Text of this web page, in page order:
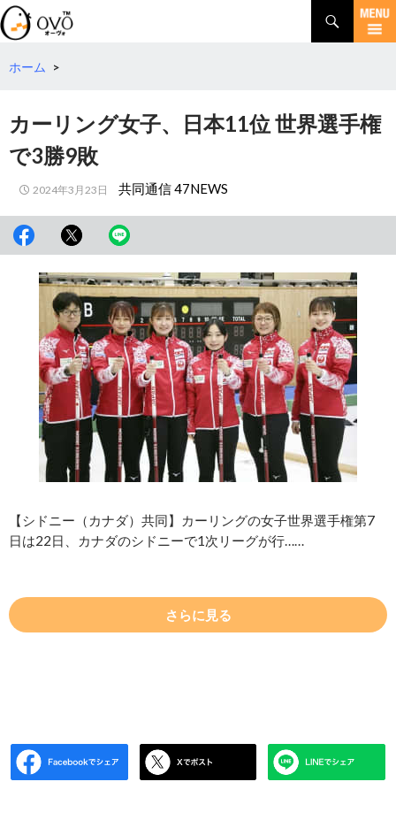
検
索
コ
テホーム >
カーリング女子、日本11位 世界選手権
で3勝9敗
2024年3月23日 共同通信 47NEWS
【シドニー（カナダ）共同】カーリングの女子世界選手権第7
日は22日、カナダのシドニーで1次リーグが行……
さらに見る